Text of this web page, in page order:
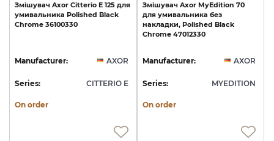
Змішувач Axor Citterio E 125 для
умивальника Polished Black
Chrome 36100330
Manufacturer: AXOR
Series: CITTERIO E
On order
Змішувач Axor MyEdition 70
для умивальника без
накладки, Polished Black
Chrome 47012330
Manufacturer: AXOR
Series: MYEDITION
On order